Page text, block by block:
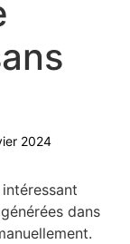
2024
dans